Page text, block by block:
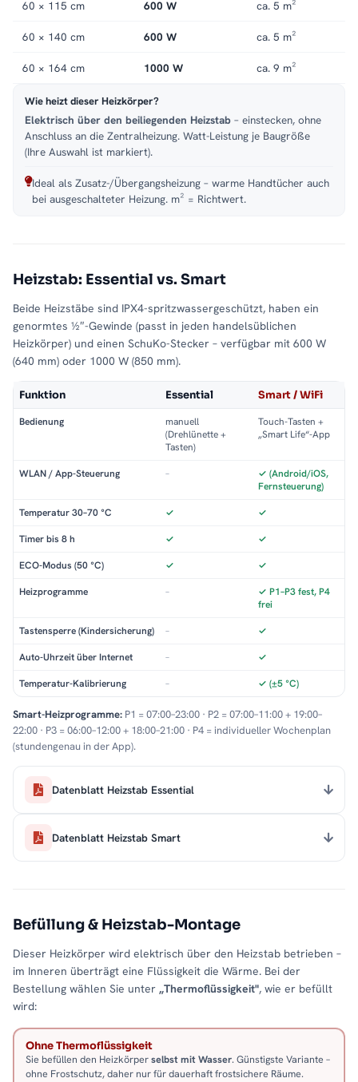
EinHandtuchheizkörper
wie der ALRONA sorgt für trockene,
Gerade morgens und nach dem Duschen steigert das spürbar
den Komfort – und beugt klammen Tüchern und Feuchtigkeit im
Passende Varianten, Zubehör & Service
Passende Modelle: ALRONA auch als Warmwasser-Version in
Weiß
Kundenservice
60 × 115 cm 600 W ca. 5 m²
60 × 140 cm 600 W ca. 5 m²
60 × 164 cm 1000 W ca. 9 m²
Wie heizt dieser Heizkörper?
Elektrisch über den beiliegenden Heizstab – einstecken, ohne
Anschluss an die Zentralheizung. Watt-Leistung je Baugröße
(Ihre Auswahl ist markiert).
Ideal als Zusatz-/Übergangsheizung – warme Handtücher auch
bei ausgeschalteter Heizung. m² = Richtwert.
Heizstab: Essential vs. Smart
Beide Heizstäbe sind IPX4-spritzwassergeschützt, haben ein
genormtes ½″-Gewinde (passt in jeden handelsüblichen
Heizkörper) und einen SchuKo-Stecker – verfügbar mit 600 W
(640 mm) oder 1000 W (850 mm).
Funktion Essential Smart / WiFi
Bedienung
manuell
(Drehlünette +
Tasten)
Touch-Tasten +
„Smart Life“-App
WLAN / App-Steuerung –
✓ (Android/iOS,
Fernsteuerung)
Temperatur 30–70 °C ✓ ✓
Timer bis 8 h ✓ ✓
ECO-Modus (50 °C) ✓ ✓
Heizprogramme –
✓ P1–P3 fest, P4
frei
Tastensperre (Kindersicherung) – ✓
Auto-Uhrzeit über Internet – ✓
Temperatur-Kalibrierung – ✓ (±5 °C)
Smart-Heizprogramme: P1 = 07:00–23:00 · P2 = 07:00–11:00 + 19:00–
22:00 · P3 = 06:00–12:00 + 18:00–21:00 · P4 = individueller Wochenplan
(stundengenau in der App).
Datenblatt Heizstab Essential
Datenblatt Heizstab Smart
Befüllung & Heizstab-Montage
Dieser Heizkörper wird elektrisch über den Heizstab betrieben –
im Inneren überträgt eine Flüssigkeit die Wärme. Bei der
Bestellung wählen Sie unter „Thermoflüssigkeit", wie er befüllt
wird:
Ohne Thermoflüssigkeit
Sie befüllen den Heizkörperselbst mit Wasser. Günstigste Variante –
ohne Frostschutz, daher nur für dauerhaft frostsichere Räume.